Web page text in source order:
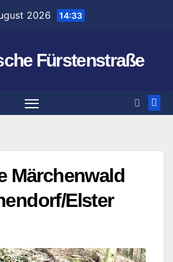
2026 14:33
Fürstenstraße
Märchenwald
Elster